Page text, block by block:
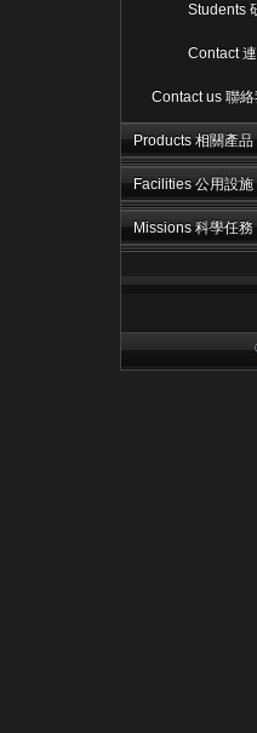
Students
Contact
Contact us 聯絡
Products 相關產品
Facilities 公用設施
Missions 科學任務